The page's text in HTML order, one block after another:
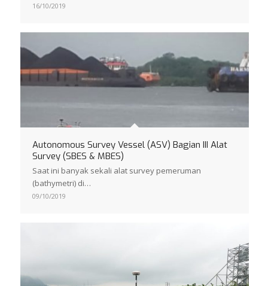
16/10/2019
Autonomous Survey Vessel (ASV) Bagian III Alat
Survey (SBES & MBES)
Saat ini banyak sekali alat survey pemeruman
(bathymetri) di…
09/10/2019